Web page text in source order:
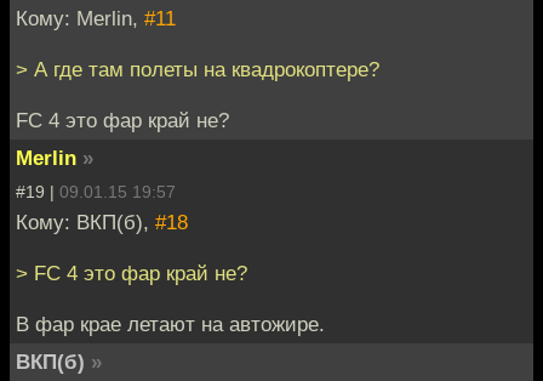
Кому: Merlin, #11
> А где там полеты на квадрокоптере?
FC 4 это фар край не?
Merlin »
#19 | 09.01.15 19:57
Кому: ВКП(б), #18
> FC 4 это фар край не?
В фар крае летают на автожире.
ВКП(б) »